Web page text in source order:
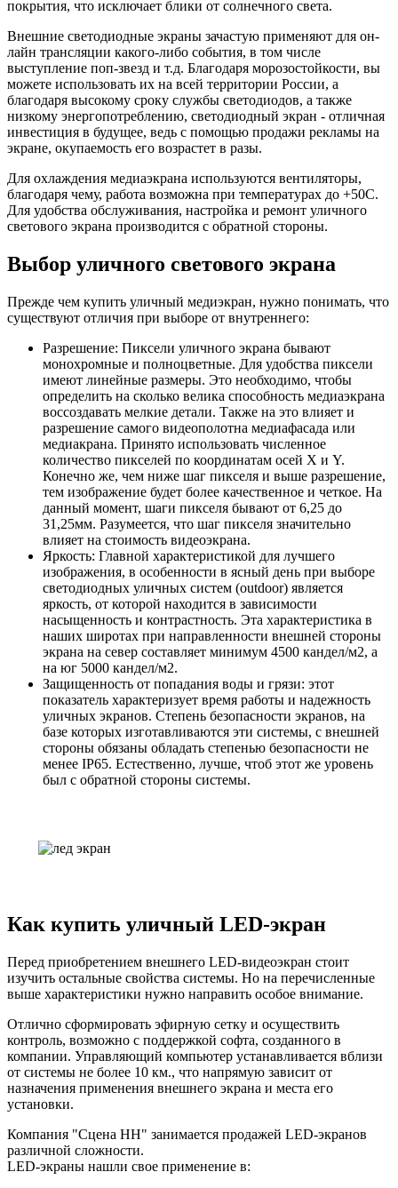
покрытия, что исключает блики от солнечного света.
Внешние светодиодные экраны зачастую применяют для он-
лайн трансляции какого-либо события, в том числе
выступление поп-звезд и т.д. Благодаря морозостойкости, вы
можете использовать их на всей территории России, а
благодаря высокому сроку службы светодиодов, а также
низкому энергопотреблению, светодиодный экран - отличная
инвестиция в будущее, ведь с помощью продажи рекламы на
экране, окупаемость его возрастет в разы.
Для охлаждения медиаэкрана используются вентиляторы,
благодаря чему, работа возможна при температурах до +50С.
Для удобства обслуживания, настройка и ремонт уличного
светового экрана производится с обратной стороны.
Выбор уличного светового экрана
Прежде чем купить уличный медиэкран, нужно понимать, что
существуют отличия при выборе от внутреннего:
Разрешение: Пиксели уличного экрана бывают
монохромные и полноцветные. Для удобства пиксели
имеют линейные размеры. Это необходимо, чтобы
определить на сколько велика способность медиаэкрана
воссоздавать мелкие детали. Также на это влияет и
разрешение самого видеополотна медиафасада или
медиакрана. Принято использовать численное
количество пикселей по координатам осей Х и Y.
Конечно же, чем ниже шаг пикселя и выше разрешение,
тем изображение будет более качественное и четкое. На
данный момент, шаги пикселя бывают от 6,25 до
31,25мм. Разумеется, что шаг пикселя значительно
влияет на стоимость видеоэкрана.
Яркость: Главной характеристикой для лучшего
изображения, в особенности в ясный день при выборе
светодиодных уличных систем (outdoor) является
яркость, от которой находится в зависимости
насыщенность и контрастность. Эта характеристика в
наших широтах при направленности внешней стороны
экрана на север составляет минимум 4500 кандел/м2, а
на юг 5000 кандел/м2.
Защищенность от попадания воды и грязи: этот
показатель характеризует время работы и надежность
уличных экранов. Степень безопасности экранов, на
базе которых изготавливаются эти системы, с внешней
стороны обязаны обладать степенью безопасности не
менее IP65. Естественно, лучше, чтоб этот же уровень
был с обратной стороны системы.
Как купить уличный LED-экран
Перед приобретением внешнего LED-видеоэкран стоит
изучить остальные свойства системы. Но на перечисленные
выше характеристики нужно направить особое внимание.
Отлично сформировать эфирную сетку и осуществить
контроль, возможно с поддержкой софта, созданного в
компании. Управляющий компьютер устанавливается вблизи
от системы не более 10 км., что напрямую зависит от
назначения применения внешнего экрана и места его
установки.
Компания "Сцена НН" занимается продажей LED-экранов
различной сложности.
LED-экраны нашли свое применение в: